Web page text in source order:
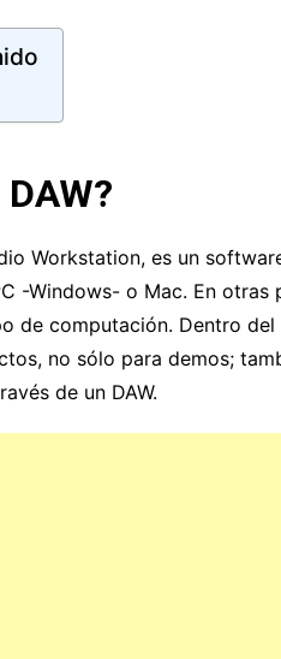
Workstation, es un
-Windows- o Mac. En
de computación. Dentro
no sólo para demos;
de un DAW.